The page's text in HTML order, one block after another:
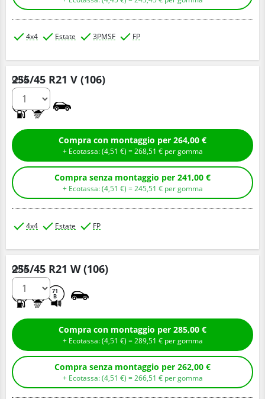
4x4 Estate 3PMSF FP
255/45 R21 V (106)
Q.tà
Compra con montaggio per 264,00 €
+ Ecotassa: (4,51 € ) =268,51 € per gomma
Compra senza montaggio per 241,00 €
+ Ecotassa: (4,51 € ) =245,51 € per gomma
4x4 Estate FP
255/45 R21 W (106)
71
B
Q.tà
Compra con montaggio per 285,00 €
+ Ecotassa: (4,51 € ) =289,51 € per gomma
Compra senza montaggio per 262,00 €
+ Ecotassa: (4,51 € ) =266,51 € per gomma